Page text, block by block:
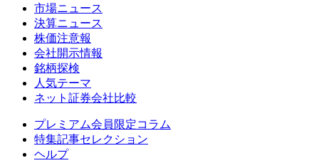
市場ニュース
決算ニュース
株価注意報
会社開示情報
銘柄探検
人気テーマ
ネット証券会社比較
プレミアム会員限定コラム
特集記事セレクション
ヘルプ